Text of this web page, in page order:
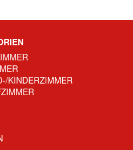
KINDERZIMMER